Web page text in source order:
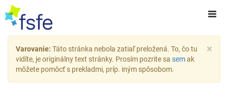
×
Varovanie: Táto stránka nebola zatiaľ preložená. To, čo tu
vidíte, je originálny text stránky. Prosím pozrite sa semak
môžete pomôcť s prekladmi, príp. iným spôsobom.